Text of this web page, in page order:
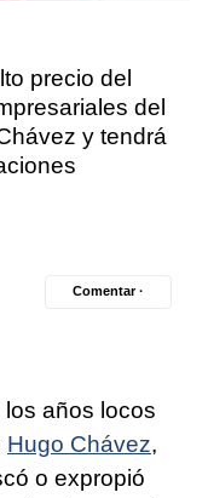
precio del
del
y tendrá
Comentar ·
años locos
Hugo Chávez,
o expropió